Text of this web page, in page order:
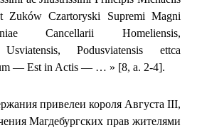
Czartoryski Supremi Magni
Cancellarii Homeliensis,
Usviatensis, Podusviatensis ettca
— Est in Actis — … » [8, a. 2-4].
привелеи короля Августа III,
Магдебургских прав жителями